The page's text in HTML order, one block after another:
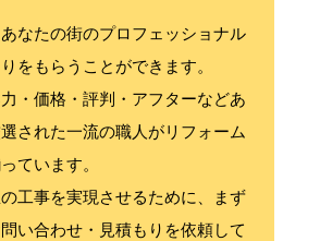
なたの街のプロフェッショナル
をもらうことができます。
・価格・評判・アフターなどあ
された一流の職人がリフォーム
ています。
工事を実現させるために、まず
い合わせ・見積もりを依頼して